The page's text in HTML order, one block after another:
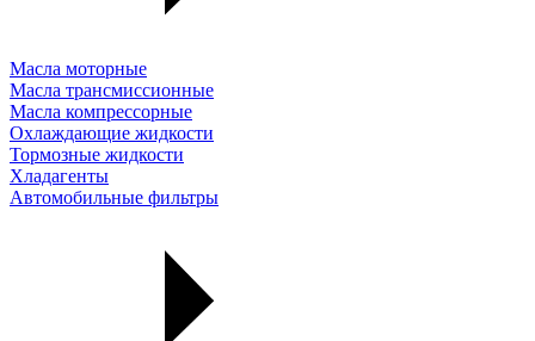
Масла моторные
Масла трансмиссионные
Масла компрессорные
Охлаждающие жидкости
Тормозные жидкости
Хладагенты
Автомобильные фильтры